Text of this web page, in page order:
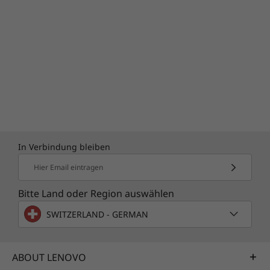
Der CO2-Offset-Service ist bei diesem
basierend auf den durchschnittlichen Kosten
der Kohlenstoffemissionen, die mit
ausgewählten Geräten verbunden sind. Dies
durchschnittlichen Lebenszyklus des Gerätes.
In Verbindung bleiben
Hier Email eintragen
Bitte Land oder Region auswählen
SWITZERLAND - GERMAN
ABOUT LENOVO